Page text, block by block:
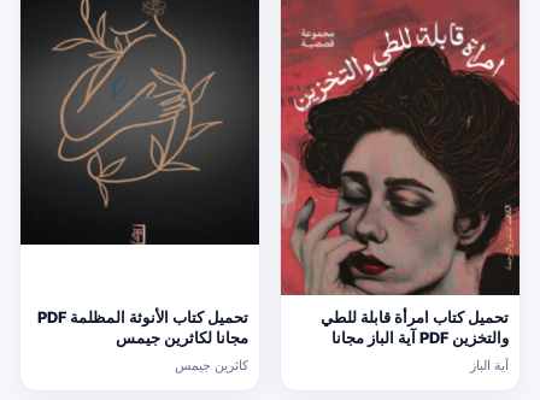
تحميل كتاب امرأة قابلة للطي
والتخزين PDF آية الباز مجانا
آية الباز
تحميل كتاب الأنوثة المظلمة PDF
مجانا لكاثرين جيمس
كاثرين جيمس